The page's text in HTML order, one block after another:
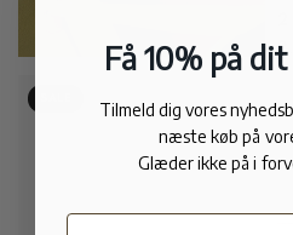
Få 10% på
Tilmeld dig vores
næste køb på
Glæder ikke på i